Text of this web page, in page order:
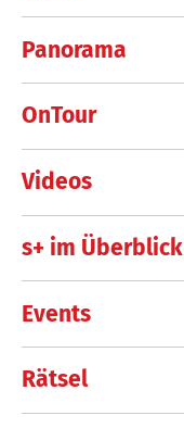
Panorama
OnTour
Videos
s+ im Überblick
Events
Rätsel